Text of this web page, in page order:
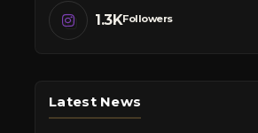
1.3KFollowers
Latest News